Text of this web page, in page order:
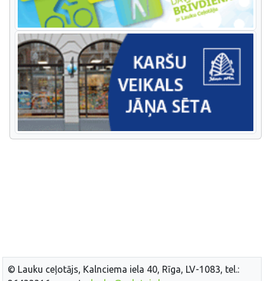
© Lauku ceļotājs, Kalnciema iela 40, Rīga, LV-1083, tel.: